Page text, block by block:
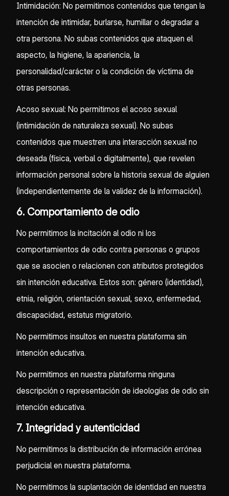
Intimidación: No permitimos contenidos que tengan la
intención de intimidar, burlarse, humillar o degradar a
otra persona. No subas contenidos que ataquen el
aspecto, la higiene, la apariencia, la
personalidad/carácter o la condición de víctima de
otras personas.
Acoso sexual: No permitimos el acoso sexual
(intimidación de naturaleza sexual). No subas
contenidos que muestren una interacción sexual no
deseada (física, verbal o digitalmente), que revelen
información personal sobre la historia sexual de alguien
(independientemente de la validez de la información).
6. Comportamiento de odio
No permitimos la incitación al odio ni los
comportamientos de odio contra personas o grupos
que se asocien o relacionen con atributos protegidos
sin intención educativa. Estos son: género (identidad),
etnia, religión, orientación sexual, sexo, enfermedad,
discapacidad, estatus migratorio.
No permitimos insultos en nuestra plataforma sin
intención educativa.
No permitimos en nuestra plataforma ninguna
descripción o representación de ideologías de odio sin
intención educativa.
7. Integridad y autenticidad
No permitimos la distribución de información errónea
perjudicial en nuestra plataforma.
No permitimos la suplantación de identidad en nuestra